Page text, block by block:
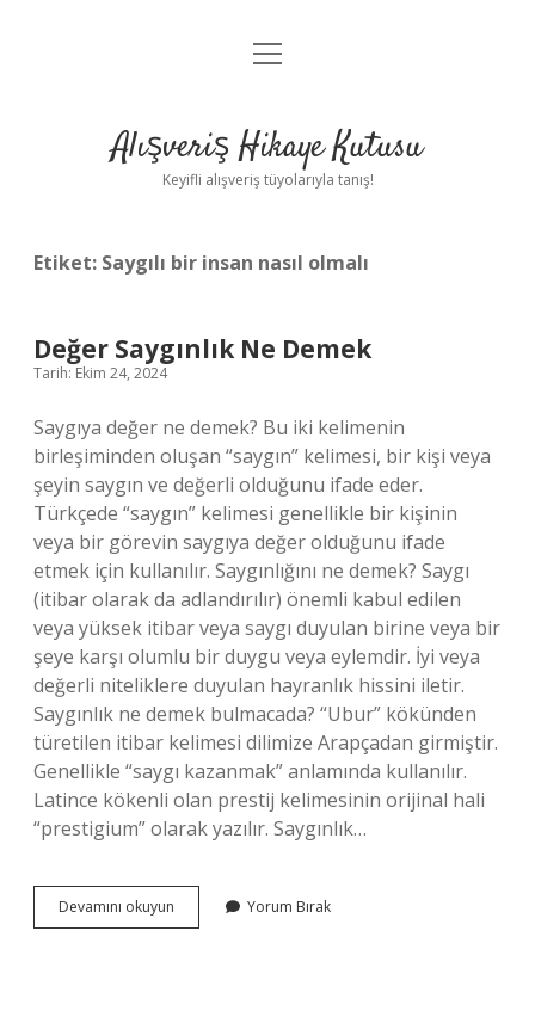
Anasayfa
Yasal Uyarı
menüyü
Alışveriş Hikaye Kutusu
Keyifli alışveriş tüyolarıyla tanış!
Etiket: Saygılı bir insan nasıl olmalı
Değer Saygınlık Ne Demek
Tarih: Ekim 24, 2024
Saygıya değer ne demek? Bu iki kelimenin
birleşiminden oluşan “saygın” kelimesi, bir kişi veya
şeyin saygın ve değerli olduğunu ifade eder.
Türkçede “saygın” kelimesi genellikle bir kişinin
veya bir görevin saygıya değer olduğunu ifade
etmek için kullanılır. Saygınlığını ne demek? Saygı
(itibar olarak da adlandırılır) önemli kabul edilen
veya yüksek itibar veya saygı duyulan birine veya bir
şeye karşı olumlu bir duygu veya eylemdir. İyi veya
değerli niteliklere duyulan hayranlık hissini iletir.
Saygınlık ne demek bulmacada? “Ubur” kökünden
türetilen itibar kelimesi dilimize Arapçadan girmiştir.
Genellikle “saygı kazanmak” anlamında kullanılır.
Latince kökenli olan prestij kelimesinin orijinal hali
“prestigium” olarak yazılır. Saygınlık…
Devamını okuyun
Saygınlık
Yorum Bırak